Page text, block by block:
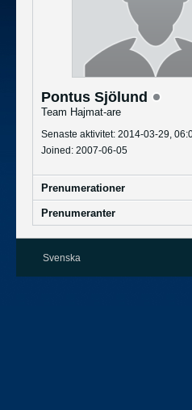
Pontus Sjölund
Team Hajmat-are
Senaste aktivitet: 2014-03-29,
Joined: 2007-06-05
Prenumerationer
Prenumeranter
Svenska